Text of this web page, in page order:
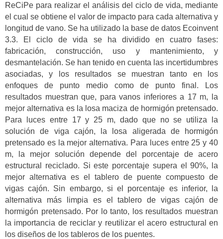
ReCiPe para realizar el análisis del ciclo de vida, mediante
el cual se obtiene el valor de impacto para cada alternativa y
longitud de vano. Se ha utilizado la base de datos Ecoinvent
3.3. El ciclo de vida se ha dividido en cuatro fases:
fabricación, construcción, uso y mantenimiento, y
desmantelación. Se han tenido en cuenta las incertidumbres
asociadas, y los resultados se muestran tanto en los
enfoques de punto medio como de punto final. Los
resultados muestran que, para vanos inferiores a 17 m, la
mejor alternativa es la losa maciza de hormigón pretensado.
Para luces entre 17 y 25 m, dado que no se utiliza la
solución de viga cajón, la losa aligerada de hormigón
pretensado es la mejor alternativa. Para luces entre 25 y 40
m, la mejor solución depende del porcentaje de acero
estructural reciclado. Si este porcentaje supera el 90%, la
mejor alternativa es el tablero de puente compuesto de
vigas cajón. Sin embargo, si el porcentaje es inferior, la
alternativa más limpia es el tablero de vigas cajón de
hormigón pretensado. Por lo tanto, los resultados muestran
la importancia de reciclar y reutilizar el acero estructural en
los diseños de los tableros de los puentes.